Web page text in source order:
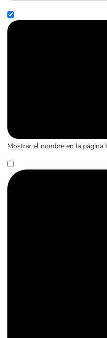
Mostrar el nombre en la página